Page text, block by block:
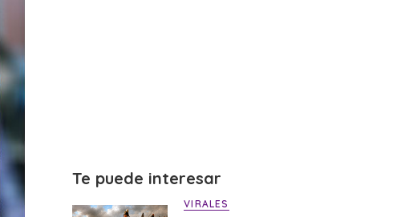
Te puede interesar
VIRALES